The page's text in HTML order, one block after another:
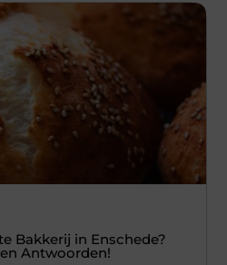
Bakkerij in Enschede?
Antwoorden!